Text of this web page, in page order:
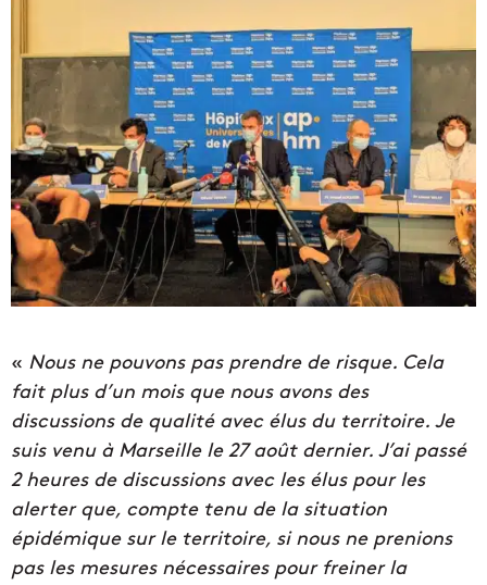
« Nous ne pouvons pas prendre de risque. Cela
fait plus d’un mois que nous avons des
discussions de qualité avec élus du territoire. Je
suis venu à Marseille le 27 août dernier. J’ai passé
2 heures de discussions avec les élus pour les
alerter que, compte tenu de la situation
épidémique sur le territoire, si nous ne prenions
pas les mesures nécessaires pour freiner la